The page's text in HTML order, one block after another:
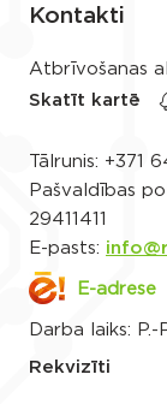
Kontakti
Atbrīvošanas
Skatīt kartē
Tālrunis: +371
Pašvaldības
29411411
E-pasts:
E-adrese
Darba laiks: P.-
Rekvizīti